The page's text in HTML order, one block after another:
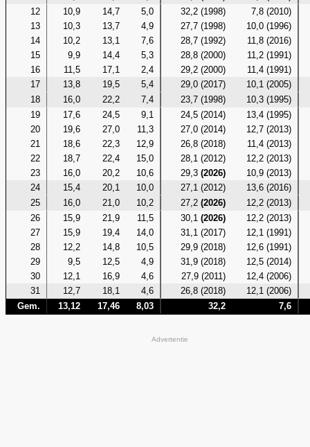
12
10,9 14,7 5,0 32,2 (1998)
7,8 (2010)
13
10,3 13,7 4,9 27,7 (1998)
10,0 (1996)
14
10,2 13,1 7,6 28,7 (1992)
11,8 (2016)
15
9,9 14,4 5,3 28,8 (2000)
11,2 (1991)
16
11,5 17,1 2,4 29,2 (2000)
11,4 (1991)
17
13,8 19,5 5,4 29,0 (2017)
10,1 (2005)
18
16,0 22,2 7,4 23,7 (1998)
10,3 (1995)
19
17,6 24,5 9,1 24,5 (2014)
13,4 (1995)
20
19,6 27,0 11,3 27,0 (2014)
12,7 (2013)
21
18,6 22,3 12,9 26,8 (2018)
11,4 (2013)
22
18,7 22,4 15,0 28,1 (2012)
12,2 (2013)
23
16,0 20,2 10,6 29,3(2026)
10,9 (2013)
24
15,4 20,1 10,0 27,1 (2012)
13,6 (2016)
25
16,0 21,0 10,2 27,2(2026)
12,2 (2013)
26
15,9 21,9 11,5 30,1(2026)
12,2 (2013)
27
15,9 19,4 14,0 31,1 (2017)
12,1 (1991)
28
12,2 14,8 10,5 29,9 (2018)
12,6 (1991)
29
9,5 12,5 4,9 31,9 (2018)
12,5 (2014)
30
12,1 16,9 4,6 27,9 (2011)
12,4 (2006)
31
12,7 18,1 4,6 26,8 (2018)
12,1 (2006)
Gem.
13,12 17,46 8,03 32,2 7,6
Advertentie